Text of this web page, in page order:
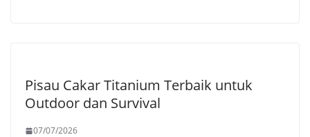
Pisau Cakar Titanium Terbaik untuk
Outdoor dan Survival
07/07/2026